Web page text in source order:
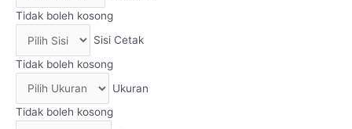
Tidak boleh kosong
Sisi Cetak
Tidak boleh kosong
Ukuran
Tidak boleh kosong